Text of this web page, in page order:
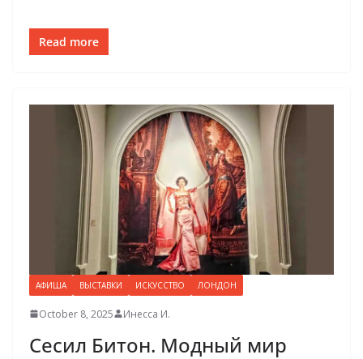
Read more
АФИША ВЫСТАВКИ ИСКУССТВО ЛОНДОН
October 8, 2025 Инесса И.
Сесил Битон. Модный мир